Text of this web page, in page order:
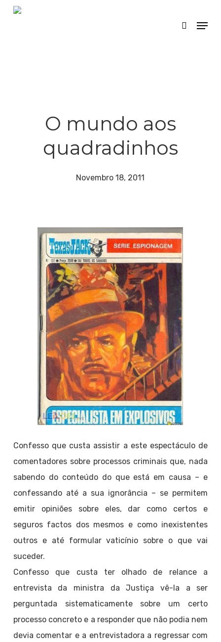
Skip
search
Menu
O mundo aos
quadradinhos
Novembro 18, 2011
Confesso que custa assistir a este espectáculo de
comentadores sobre processos criminais que, nada
sabendo do conteúdo do que está em causa – e
confessando até a sua ignorância – se permitem
emitir opiniões sobre eles, dar como certos e
seguros factos dos mesmos e como inexistentes
outros e até formular vaticínio sobre o que vai
suceder.
Confesso que custa ter olhado de relance a
entrevista da ministra da Justiça vê-la a ser
perguntada sistematicamente sobre um certo
processo concreto e a responder que não podia nem
devia comentar e a entrevistadora a regressar com